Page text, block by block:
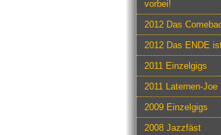
vorbei!
2012 Das
2012 Das ENDE
2011 Einzelgigs
2011 Laternen-Joe
2009 Einzelgigs
2008 Jazzfäst